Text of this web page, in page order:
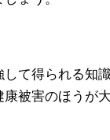
て得られる知
被害のほうが大